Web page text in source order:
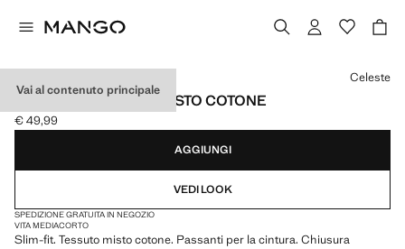
Vai al contenuto principale
BERMUDA SLIM-FIT MISTO COTONE
Prezzo attuale [€ 49,99 ]
€ 49,99
Seleziona un colore
Celeste
AGGIUNGI
VEDI LOOK
SPEDIZIONE GRATUITA IN NEGOZIO
VITA MEDIACORTO
Slim-fit. Tessuto misto cotone. Passanti per la cintura. Chiusura